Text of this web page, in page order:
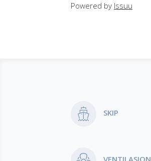
Powered by Issuu
Produktområder
SKIP
VENTILASJON